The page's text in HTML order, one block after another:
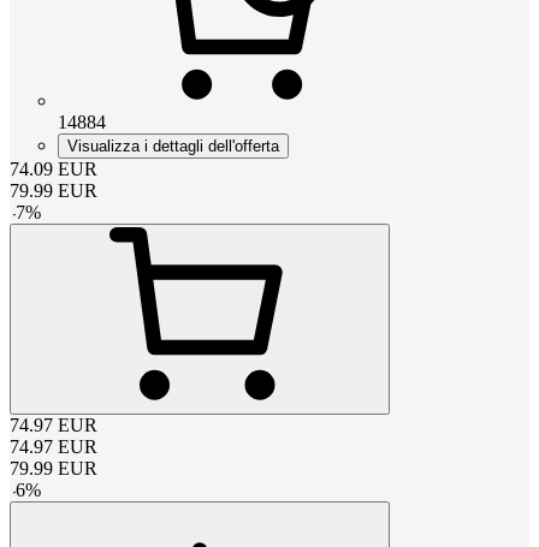
14884
Visualizza i dettagli dell'offerta
74.09 EUR
79.99 EUR
-7%
74.97 EUR
74.97 EUR
79.99 EUR
-6%